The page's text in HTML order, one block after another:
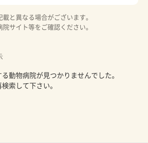
と異なる場合がございます。
サイト等をご確認ください。
動物病院が見つかりませんでした。
索して下さい。